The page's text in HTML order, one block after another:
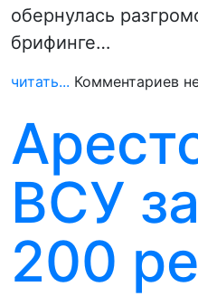
обернулась
брифинге…
читать... Комментариев
ВСУ
200